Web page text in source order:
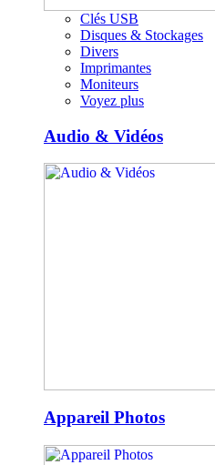
Clés USB
Disques & Stockages
Divers
Imprimantes
Moniteurs
Voyez plus
Audio & Vidéos
Appareil Photos